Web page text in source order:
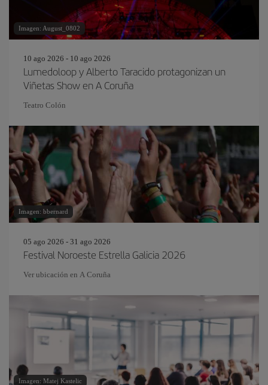
Imagen: August_0802
10 ago 2026 - 10 ago 2026
Lumedoloop y Alberto Taracido protagonizan un
Viñetas Show en A Coruña
Teatro Colón
Imagen: bbernard
05 ago 2026 - 31 ago 2026
Festival Noroeste Estrella Galicia 2026
Ver ubicación en A Coruña
Imagen: Matej Kastelic